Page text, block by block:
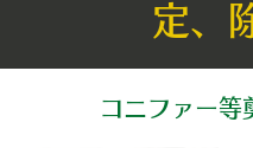
定、
コニファー等